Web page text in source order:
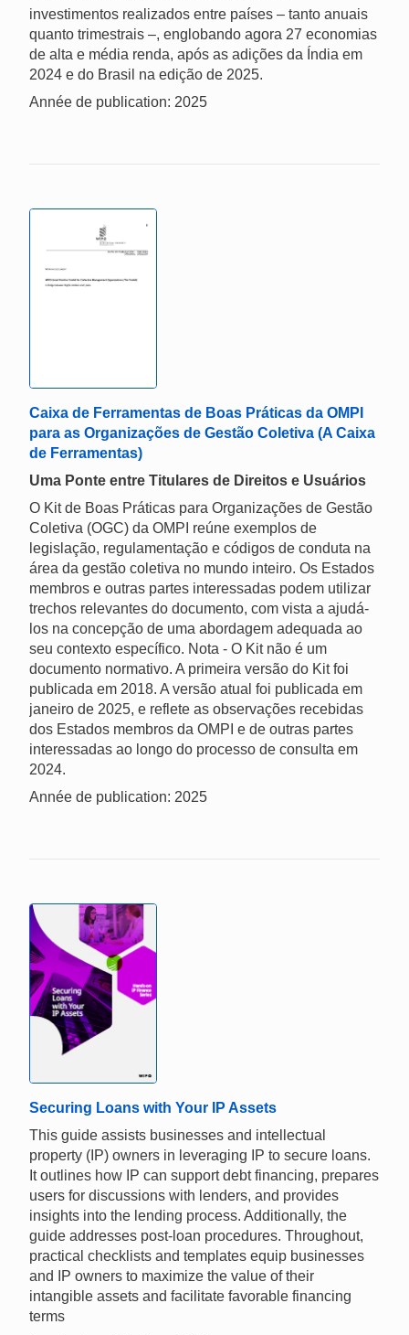
investimentos realizados entre países – tanto anuais
quanto trimestrais –, englobando agora 27 economias
de alta e média renda, após as adições da Índia em
2024 e do Brasil na edição de 2025.
Année de publication: 2025
Caixa de Ferramentas de Boas Práticas da OMPI
para as Organizações de Gestão Coletiva (A Caixa
de Ferramentas)
Uma Ponte entre Titulares de Direitos e Usuários
O Kit de Boas Práticas para Organizações de Gestão
Coletiva (OGC) da OMPI reúne exemplos de
legislação, regulamentação e códigos de conduta na
área da gestão coletiva no mundo inteiro. Os Estados
membros e outras partes interessadas podem utilizar
trechos relevantes do documento, com vista a ajudá-
los na concepção de uma abordagem adequada ao
seu contexto específico. Nota - O Kit não é um
documento normativo. A primeira versão do Kit foi
publicada em 2018. A versão atual foi publicada em
janeiro de 2025, e reflete as observações recebidas
dos Estados membros da OMPI e de outras partes
interessadas ao longo do processo de consulta em
2024.
Année de publication: 2025
Securing Loans with Your IP Assets
This guide assists businesses and intellectual
property (IP) owners in leveraging IP to secure loans.
It outlines how IP can support debt financing, prepares
users for discussions with lenders, and provides
insights into the lending process. Additionally, the
guide addresses post-loan procedures. Throughout,
practical checklists and templates equip businesses
and IP owners to maximize the value of their
intangible assets and facilitate favorable financing
terms